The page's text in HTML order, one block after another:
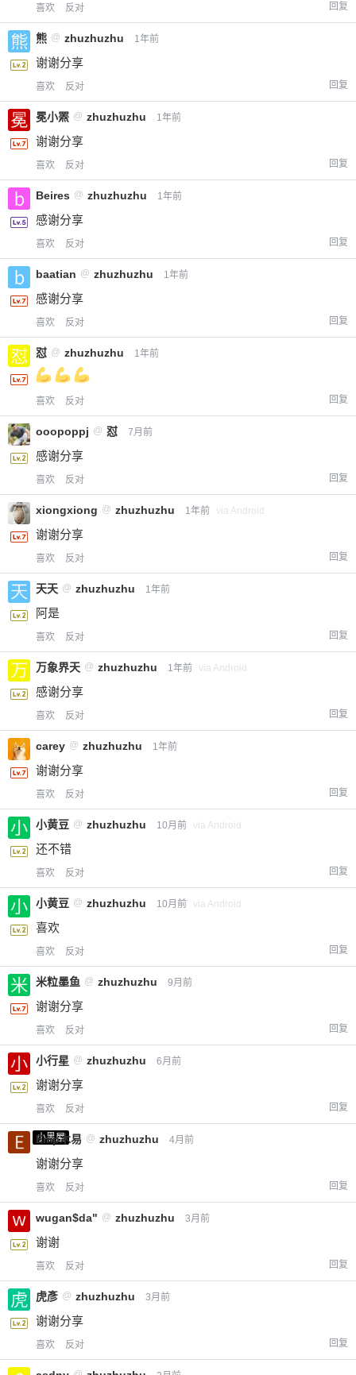
喜欢 反对 回复
熊 @ zhuzhuzhu 1年前
谢谢分享
喜欢 反对 回复
冕小罴 @ zhuzhuzhu 1年前
谢谢分享
喜欢 反对 回复
Beires @ zhuzhuzhu 1年前
感谢分享
喜欢 反对 回复
baatian @ zhuzhuzhu 1年前
感谢分享
喜欢 反对 回复
怼 @ zhuzhuzhu 1年前
喜欢 反对 回复
ooopoppj @ 怼 7月前
感谢分享
喜欢 反对 回复
xiongxiong @ zhuzhuzhu 1年前 via Android
谢谢分享
喜欢 反对 回复
天天 @ zhuzhuzhu 1年前
阿是
喜欢 反对 回复
万象界天 @ zhuzhuzhu 1年前 via Android
感谢分享
喜欢 反对 回复
carey @ zhuzhuzhu 1年前
谢谢分享
喜欢 反对 回复
小黄豆 @ zhuzhuzhu 10月前 via Android
还不错
喜欢 反对 回复
小黄豆 @ zhuzhuzhu 10月前 via Android
喜欢
喜欢 反对 回复
米粒墨鱼 @ zhuzhuzhu 9月前
谢谢分享
喜欢 反对 回复
小行星 @ zhuzhuzhu 6月前
谢谢分享
喜欢 反对 回复
小黑屋
Emp木易 @ zhuzhuzhu 4月前
谢谢分享
喜欢 反对 回复
wugan$da" @ zhuzhuzhu 3月前
谢谢
喜欢 反对 回复
虎彥 @ zhuzhuzhu 3月前
谢谢分享
喜欢 反对 回复
忘记密码？